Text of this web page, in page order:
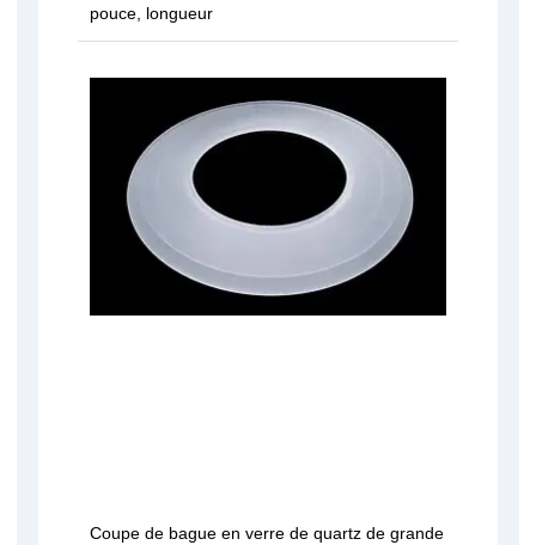
pouce, longueur
Coupe de bague en verre de quartz de grande